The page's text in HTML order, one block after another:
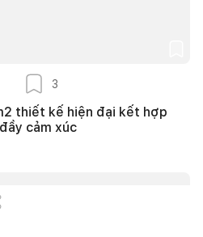
3
thiết kế hiện đại kết hợp
cảm xúc
Mua sắm hoàn thiện nhà